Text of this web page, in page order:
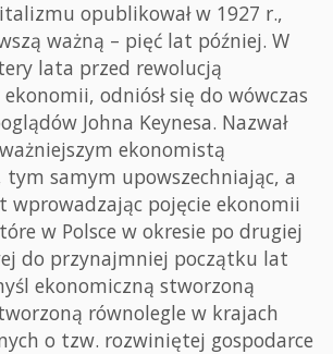
opublikował w 1927 r.,
ważną – pięć lat później. W
lata przed rewolucją
odniósł się do wówczas
Johna Keynesa. Nazwał
ekonomistą
tym samym upowszechniając, a
wprowadzając pojęcie ekonomii
w Polsce w okresie po drugiej
do przynajmniej początku lat
ekonomiczną stworzoną
równolegle w krajach
o tzw. rozwiniętej gospodarce